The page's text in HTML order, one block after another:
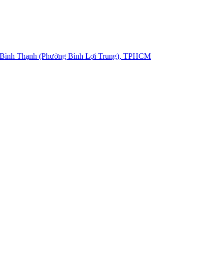
Thạnh (Phường Bình Lợi Trung), TPHCM